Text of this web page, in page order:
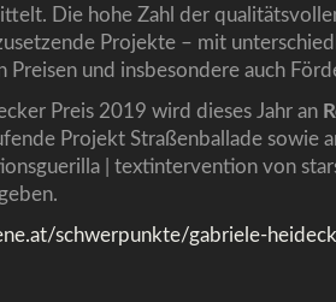
Die hohe Zahl der
Projekte – mit
und insbesondere auch
Preis 2019 wird dieses Jahr an
Projekt Straßenballade sowie
| textintervention von
schwerpunkte/gabriele-